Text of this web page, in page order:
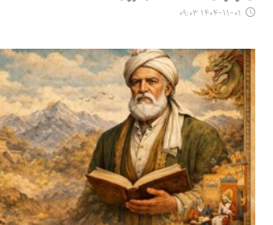
۱۴۰۴-۱۱-۰۱ ۰۹:۰۳